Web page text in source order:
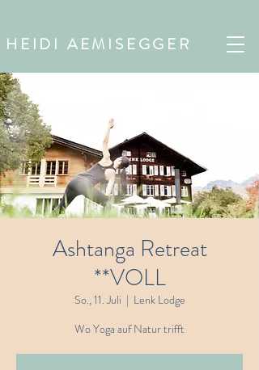
HEIDI AEMISEGGER
Ashtanga Retreat
**VOLL
So., 11. Juli
  |
Lenk Lodge
Wo Yoga auf Natur trifft